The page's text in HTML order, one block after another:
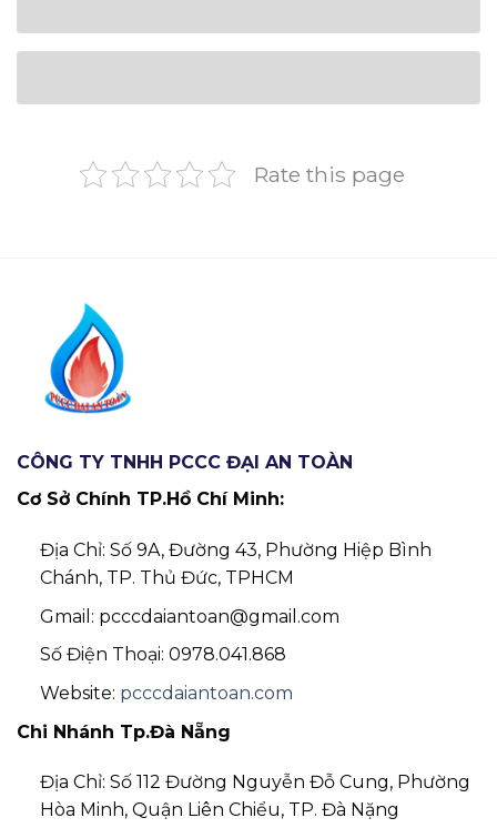
Rate this page
CÔNG TY TNHH PCCC ĐẠI AN TOÀN
Cơ Sở Chính TP.Hồ Chí Minh:
Địa Chỉ: Số 9A, Đường 43, Phường Hiệp Bình
Chánh, TP. Thủ Đức, TPHCM
Gmail: pcccdaiantoan@gmail.com
Số Điện Thoại: 0978.041.868
Website: pcccdaiantoan.com
Chi Nhánh Tp.Đà Nẵng
Địa Chỉ: Số 112 Đường Nguyễn Đỗ Cung, Phường
Hòa Minh, Quận Liên Chiểu, TP. Đà Nặng